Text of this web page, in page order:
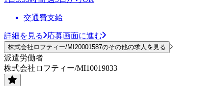
交通費支給
詳細を見る 応募画面に進む
株式会社ロフティー/MI20001587のその他の求人を見る
派遣労働者
株式会社ロフティー/MI10019833